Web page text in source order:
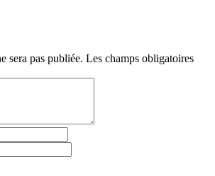
sera pas publiée. Les champs obligatoires